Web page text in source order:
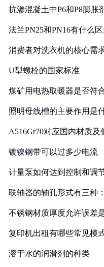
抗渗混凝土中P6和P8膨胀
法兰PN25和PN16有什么区
消费者对洗衣机的核心需
U型螺栓的国家标准
煤矿用电热取暖器是否符
照明母线槽的主要作用是
A516Gr70对应国内材质
镀镍钢带可以过多少电流
计量泵如何达到控制和调
联轴器的轴孔形式有三种
不锈钢材质厚度允许误差
复印机出租有哪些常见模
溶于水的润滑剂的种类